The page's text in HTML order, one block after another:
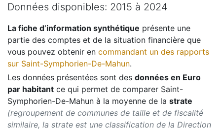
Données disponibles: 2015 à 2024
La fiche d’information synthétique présente une
partie des comptes et de la situation financière que
vous pouvez obtenir en commandant un des rapports
sur Saint-Symphorien-De-Mahun.
Les données présentées sont des données en Euro
par habitant ce qui permet de comparer Saint-
Symphorien-De-Mahun à la moyenne de la strate
(regroupement de communes de taille et de fiscalité
similaire, la strate est une classification de la Direction